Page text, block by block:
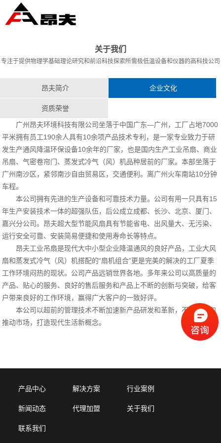
关于我们
专注于提供物理学基础理论研究和前沿科技探索所需极低温设备和仪器的高科技公司
昂夫简介 企业文化
资质荣誉
广州昂夫环境科技有限公司坐落于中国广东—广州，工厂占地7000
平米拥有员工190余人具有10余项产品技术专利，是一家专业致力于研
发生产通风降温环保设备10余年的厂家，也是国内生产工业吊扇、商业
吊扇、气密卷帘门、蒸发式冷气（风）机品种居前的厂家。本部坐落于
广州南沙区，紧邻南沙自由贸易区，交通便利。离广州火车南站10分钟
车程。
本公司拥有先进的生产设备和可靠技术力量。公司有用一只具有15
年生产安装技术一体的超强队伍，后公成立成都、长沙、北京、厦门、
嘉兴分公司。昂夫超大型节能风扇具有节能省电、出风量大、无污染、
运行安全可靠、安装简易便捷和使用寿命长等特点。
昂夫工业吊扇是现代大中小型企业降温通风的良好产品，工业大风
扇和蒸发式冷气（风）机搭配的“扇机组合”更是完美的解决的工厂夏季
工作环境闷热的现状。公司产品远销世界各地。多年来公司以高质量的
产品、贴心的服务、良好的售后服务和产品上不断的创新与突破，给客
户带来良好的工作环境，赢得广大客户的一致好评。
本公司以超前的管理技术不断加速新产品研发和革新，不断开拓和
推动市场，打造现代生活新概念。
产品中心 解决方案 行业案例
新闻动态 代理加盟 关于我们
联系我们